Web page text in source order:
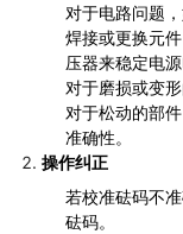
对于电路问题
焊接或更换元
压器来稳定电源
对于磨损或变
对于松动的部
准确性。
操作纠正
若校准砝码不
砝码。